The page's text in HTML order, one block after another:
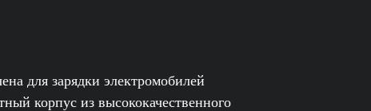
для зарядки электромобилей
корпус из высококачественного